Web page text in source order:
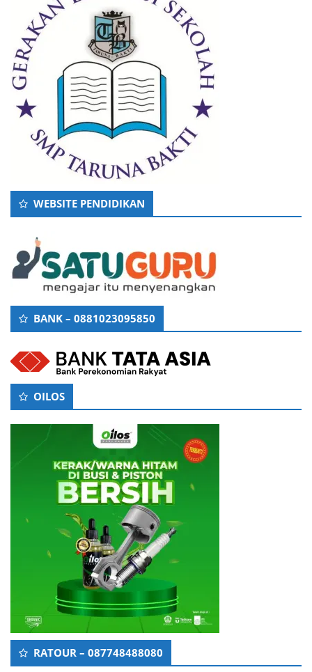
WEBSITE PENDIDIKAN
BANK – 0881023095850
OILOS
RATOUR – 087748488080